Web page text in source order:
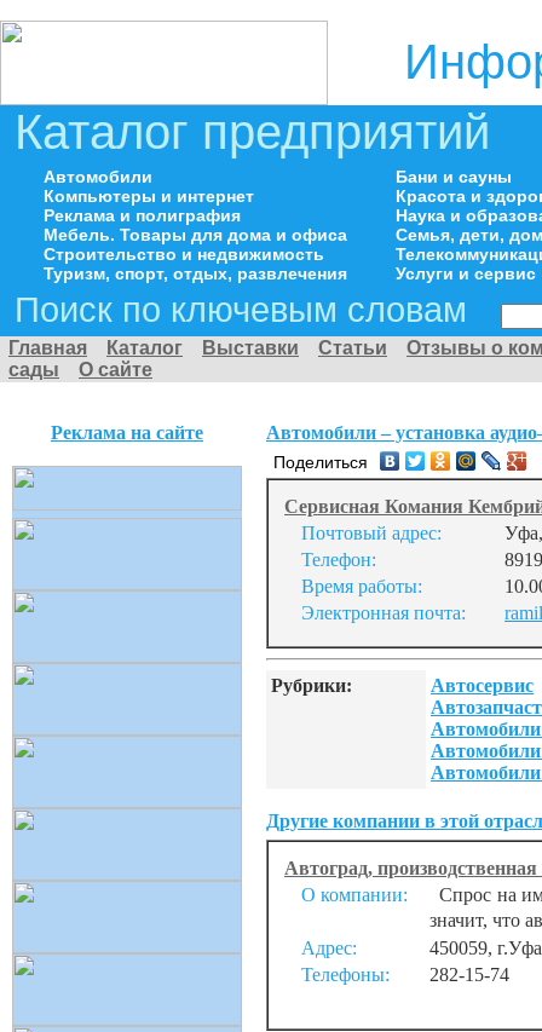
Каталог предприятий
Автомобили
Компьютеры и интернет
Реклама и полиграфия
Мебель. Товары для дома и офиса
Строительство и недвижимость
Туризм, спорт, отдых, развлечения
Бани и сауны
Красота и
Наука и
Семья, дети,
Услуги и сервис
Поиск по ключевым словам
Главная Каталог Выставки Статьи
Отзывы о
сады
О сайте
Реклама на сайте Автомобили – установка
Поделиться
Сервисная Комания
Почтовый адрес:
Телефон:
Время работы:
Электронная почта:
Рубрики:
Автосервис
Автомобили
Автомобили
Другие компании в этой
Автоград,
О компании:
Спрос на
значит, что
Адрес:
450059,
Телефоны:
282-15-74